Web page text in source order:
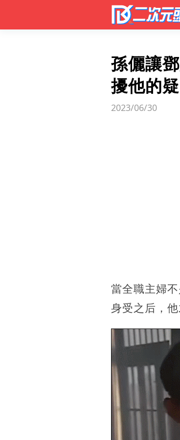
孫儷讓
擾他的
2023/06/30
當全職主婦
身受之后，